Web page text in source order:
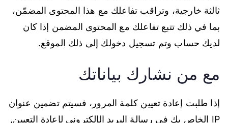
ثالثة خارجية، وتراقب تفاعلك مع هذا المحتوى المضمّن،
بما في ذلك تتبع تفاعلك مع المحتوى المضمن إذا كان
لديك حساب وتم تسجيل دخولك إلى ذلك الموقع.
مع من نشارك بياناتك
إذا طلبت إعادة تعيين كلمة المرور، فسيتم تضمين عنوان
IP الخاص بك في رسالة البريد الإلكتروني لإعادة التعيين,